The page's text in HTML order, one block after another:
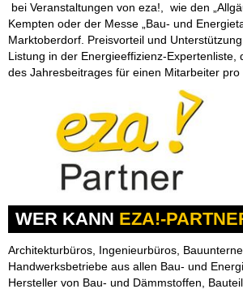
bei Veranstaltungen von eza!, wie den
Kempten oder der Messe „Bau- und
Marktoberdorf. Preisvorteil und
Listung in der Energieeffizienz-Expertenliste,
des Jahresbeitrages für einen Mitarbeiter pro
WER KANN EZA!-
Architekturbüros, Ingenieurbüros,
Handwerksbetriebe aus allen Bau- und
Hersteller von Bau- und Dämmstoffen,